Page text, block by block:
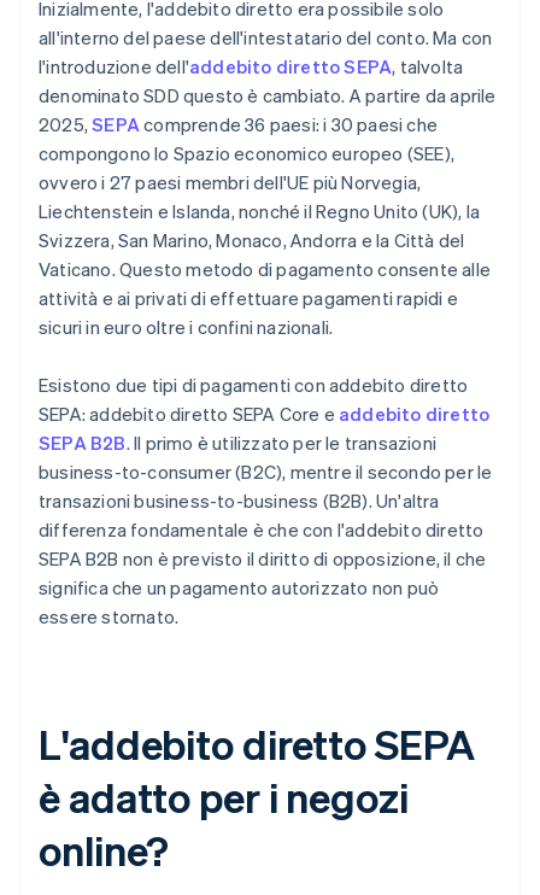
Inizialmente, l'addebito diretto era possibile solo
all'interno del paese dell'intestatario del conto. Ma con
l'introduzione dell'addebito diretto SEPA, talvolta
denominato SDD questo è cambiato. A partire da aprile
2025,SEPAcomprende 36 paesi: i 30 paesi che
compongono lo Spazio economico europeo (SEE),
ovvero i 27 paesi membri dell'UE più Norvegia,
Liechtenstein e Islanda, nonché il Regno Unito (UK), la
Svizzera, San Marino, Monaco, Andorra e la Città del
Vaticano. Questo metodo di pagamento consente alle
attività e ai privati di effettuare pagamenti rapidi e
sicuri in euro oltre i confini nazionali.
Esistono due tipi di pagamenti con addebito diretto
SEPA: addebito diretto SEPA Core e addebito diretto
SEPA B2B. Il primo è utilizzato per le transazioni
business-to-consumer (B2C), mentre il secondo per le
transazioni business-to-business (B2B). Un'altra
differenza fondamentale è che con l'addebito diretto
SEPA B2B non è previsto il diritto di opposizione, il che
significa che un pagamento autorizzato non può
essere stornato.
L'addebito diretto SEPA
è adatto per i negozi
online?